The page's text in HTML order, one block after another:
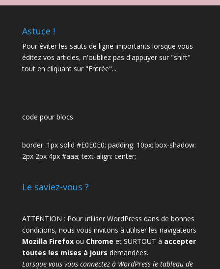
Astuce !
Pour éviter les sauts de ligne importants lorsque vous
éditez vos articles, n'oubliez pas d'appuyer sur "shift"
tout en cliquant sur "Entrée"...
code pour blocs
border: 1px solid #E0E0E0; padding: 10px; box-shadow:
2px 2px 4px #aaa; text-align: center;
Le saviez-vous ?
ATTENTION : Pour utiliser WordPress dans de bonnes
conditions, nous vous invitons à utiliser les navigateurs
Mozilla Firefoxou Chrome et SURTOUT à accepter
toutes les mises à jours demandées.
Lorsque vous vous connectez à WordPress le tableau de